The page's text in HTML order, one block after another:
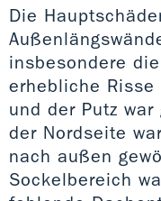
Die
insbesondere
erhebliche
und der Putz
der Nordseite
nach außen
Sockelbereich